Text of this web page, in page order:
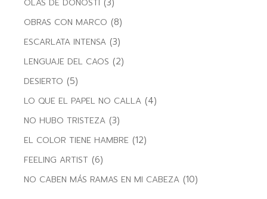
OLAS DE DONOSTI
OBRAS CON MARCO (8)
ESCARLATA INTENSA (3)
LENGUAJE DEL CAOS (2)
DESIERTO (5)
LO QUE EL PAPEL NO CALLA (4)
NO HUBO TRISTEZA (3)
EL COLOR TIENE HAMBRE (12)
FEELING ARTIST (6)
NO CABEN MÁS RAMAS EN MI CABEZA (10)